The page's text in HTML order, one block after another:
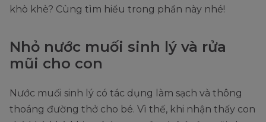
khò khè? Cùng tìm hiểu trong phần này nhé!
Nhỏ nước muối sinh lý và rửa
mũi cho con
Nước muối sinh lý có tác dụng làm sạch và thông
thoáng đường thở cho bé. Vì thế, khi nhận thấy con